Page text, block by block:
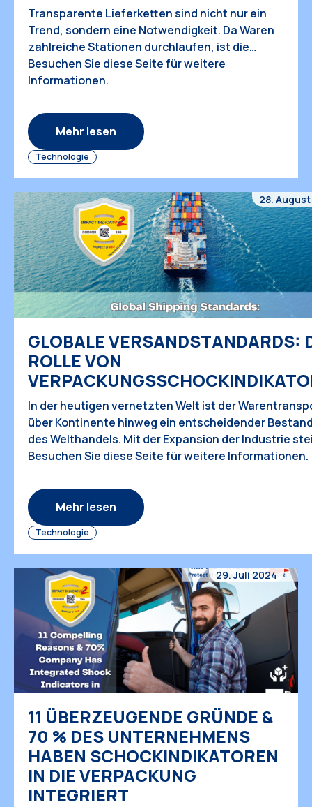
Transparente Lieferketten sind nicht nur ein
Trend, sondern eine Notwendigkeit. Da Waren
zahlreiche Stationen durchlaufen, ist die
korrekte Abwicklung von Sendungen
entscheidend für den Schutz wertvoller Güter,
der betrieblichen Effizienz. Angesichts der
steigenden Nachfrage nach Transparenz in der
gesamten Lieferkette müssen Unternehmen
auf ausgefeilte Überwachungsinstrumente
zurückgreifen, die […]
Besuchen Sie diese Seite für weitere
Informationen.
Mehr lesen
Technologie
28.
GLOBALE VERSANDSTANDARDS:
ROLLE VON
In der heutigen vernetzten Welt ist der
über Kontinente hinweg ein entscheidender
des Welthandels. Mit der Expansion der Industrie
der Bedarf an zuverlässigen, sicheren und
globalen Transportbranche steht ein stiller, aber
unverzichtbarer Akteur:
Diese Geräte gewährleisten […]
Besuchen Sie diese Seite für weitere Informationen.
Mehr lesen
Technologie
29. Juli 2024
11 ÜBERZEUGENDE GRÜNDE &
70 % DES UNTERNEHMENS
HABEN SCHOCKINDIKATOREN
IN DIE VERPACKUNG
INTEGRIERT